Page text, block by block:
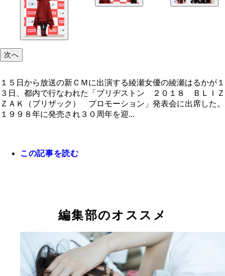
次へ
１５日から放送の新ＣＭに出演する綾瀬女優の綾瀬はるかが１
３日、都内で行なわれた「ブリヂストン ２０１８ ＢＬＩＺ
ＺＡＫ（ブリザック） プロモーション」発表会に出席した。
１９９８年に発売され３０周年を迎...
この記事を読む
編集部のオススメ